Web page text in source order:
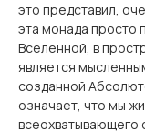
это представил,
эта монада просто
Вселенной, в
является
созданной
означает, что мы
всеохватывающего